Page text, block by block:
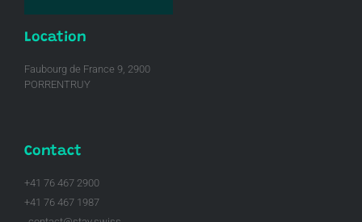
Location
Faubourg de France 9, 2900
PORRENTRUY
Contact
+41 76 467 2900
+41 76 467 1987